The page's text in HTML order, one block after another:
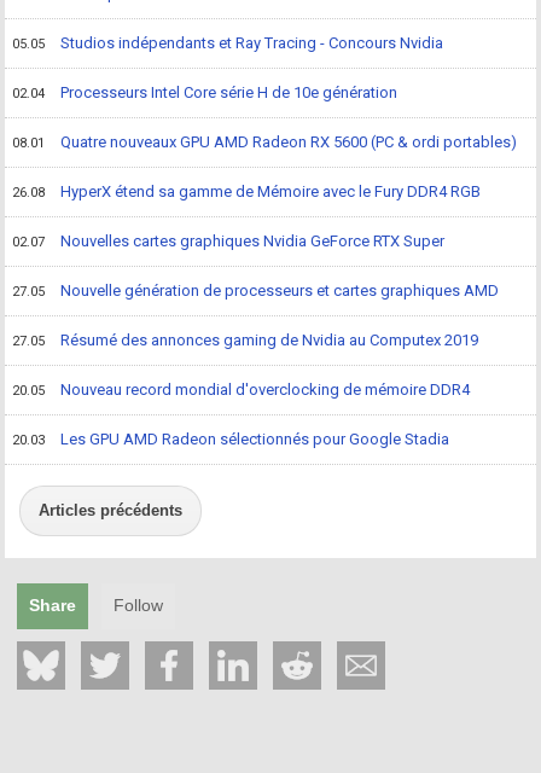
05.05 Studios indépendants et Ray Tracing - Concours Nvidia
02.04 Processeurs Intel Core série H de 10e génération
08.01 Quatre nouveaux GPU AMD Radeon RX 5600 (PC & ordi portables)
26.08 HyperX étend sa gamme de Mémoire avec le Fury DDR4 RGB
02.07 Nouvelles cartes graphiques Nvidia GeForce RTX Super
27.05 Nouvelle génération de processeurs et cartes graphiques AMD
27.05 Résumé des annonces gaming de Nvidia au Computex 2019
20.05 Nouveau record mondial d'overclocking de mémoire DDR4
20.03 Les GPU AMD Radeon sélectionnés pour Google Stadia
Articles précédents
Share Follow